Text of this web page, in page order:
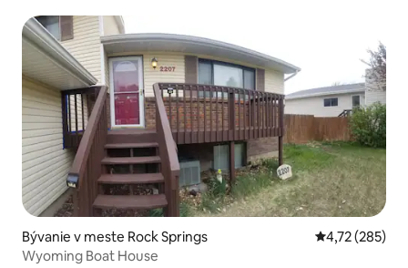
Bývanie v meste Rock Springs Priemerné
4,72 (285)
Wyoming Boat House